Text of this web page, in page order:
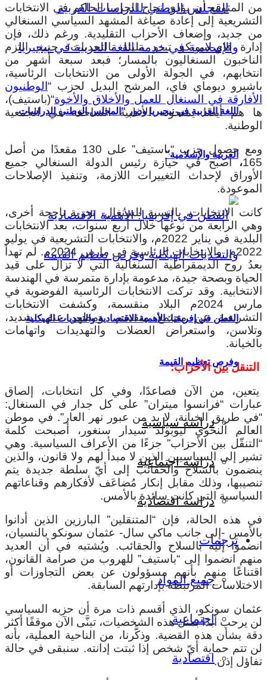
اللغة العربية في نيجيريا ودور “المجلس الوطني للدراسات
العربية والإسلامية”
القطن في إفريقيا: الأهمية الاقتصادية والتحديات الهيكلية
وفرص تعظيم القيمة
دراسة سياسية
دراسة اجتماعية
دراسة اقتصادية
ترجمات
جميع المواد
اجتماعية
اقتصادية
من المتوقع أن يؤدي نجاح الحزب الحاكم في الانتخابات
التشريعية إلى إعادة صياغة المشهد السياسي السنغالي
من جديد، وإضعاف الأحزاب التقليدية. ورغم ذلك، فإن
إدارة فاي-سونكو تبدو مليئة بالتحديات؛ حيث التزم
الناخبون السنغاليون بالمسار؛ فبعد سبعة أشهر من
انتخابهم، في الجولة الأولى من الانتخابات الرئاسية،
باشيرو ديوماي فاي، المرشح البديل لحزب “ الوطنيون
الأفارقة في السنغال للعمل والأخلاق والأخوة“(باستيف)،
ها هم أيضًا يمنحونه الأغلبية الساحقة في الجمعية
الوطنية.
ومع حصول حزب “باستيف” على 130 مقعدًا من أصل
165،أصبح في حيازة رئيس الدولة السنغالي جميع
الأوراق لإحداث التغييرات اللازمة، وتنفيذ الإصلاحات
الموعودة.
كانت الانتخابات، بالنسبة للسنغال، تجربة ناجحة أخرى،
وهي الرابعة من نوعها خلال أربع سنوات، بعد الانتخابات
البلدية في يناير 2022م، والانتخابات التشريعية في يوليو
2022م، والانتخابات الرئاسية في مارس 2024م. لم تهدأ
بعدُ روح الديمقراطية السنغالية التي لا تزال على قيد
الحياة وبصحة جيدة، مدعومة بإدارة متمرسة في الهندسة
الانتخابية. وقد تركت الانتخابات الرئاسية الفوضوية في
مارس 2024م البلاد منقسمة، وكشفت الانتخابات
التشريعية عن مجتمع منقسم، ومظهر عنف شديد،
وتلاسن، واستعراض العضلات والتهديدات واتهامات
بالخيانة.
التنقل بين الأحزاب:
يتعين، من الآن فصاعدًا، وفي كل انتخابات، إلصاق
عبارات “فرانسوا ميتران” على كل جدار في السنغال:
“في طريق الخيانة، لا بد من عبور نهر العار”. في موطن
العالم النحوي ليوبولد سيدار سنغور، أصبحت كلمة
“التنقّل بين الأحزاب” جزءًا من الأعراف السياسية. وهي
تشير إلى السياسيين الذين لا مبدأ لهم ولا قانون، والذين
ينضمون بالسلاح والحقائب إلى أيّ سلطة جديدة يتم
تنصيبها، وذلك مقابل إنكار مُضاعَف لأفكارهم وقناعاتهم
السياسية التي كانت سائدة بالأمس.
في هذه الحالة، فإن “المتنقلين” البارزين الذين أدانوا
بالأمس -إلى جانب ماكي سال- عثمان سونكو بالنسيان،
انضموا إليه بالسلاح والحقائب. ويُشتبه في أن العديد
منهم انضموا إلى “باستيف” للهروب من صرامة القانون،
اقتناعًا منهم بأنهم مسؤولون عن بعض التجاوزات أو
الاختلاسات المرتبطة بإدارتهم السابقة.
عثمان سونكو، الذي أقسم ذات مرة أن حزبه السياسي
لن يرحب أبدًا بمثل هذه الشخصيات، تبنَّى الآن موقفًا أكثر
دقة بشأن هذه القضية. وذكَّرنا، من الناحية العملية، بأنه
لن تتم حماية أيّ شخص إذا ثبتت إدانته. سنبقى في حالة
تفاؤل إذن.